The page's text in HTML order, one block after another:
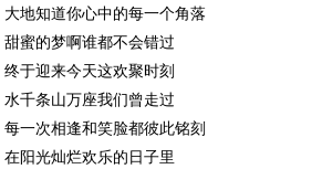
大地知道你心中的每一个角落
甜蜜的梦啊谁都不会错过
终于迎来今天这欢聚时刻
水千条山万座我们曾走过
每一次相逢和笑脸都彼此铭刻
在阳光灿烂欢乐的日子里